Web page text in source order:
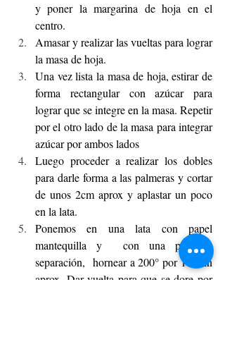
y poner la margarina de hoja en el
centro.
Amasar y realizar las vueltas para lograr
la masa de hoja.
Una vez lista la masa de hoja, estirar de
forma rectangular con azúcar para
lograr que se integre en la masa. Repetir
por el otro lado de la masa para integrar
azúcar por ambos lados
Luego proceder a realizar los dobles
para darle forma a las palmeras y cortar
de unos 2cm aprox y aplastar un poco
en la lata.
Ponemos en una lata con papel
mantequilla y  con una pequeña
separación,  hornear a 200° por 10 min
aprox. Dar vuelta para que se dore por